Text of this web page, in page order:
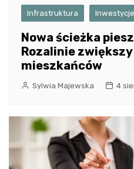
Infrastruktura Inwestycje
Nowa ścieżka
Rozalinie
mieszkańców
Sylwia Majewska 4